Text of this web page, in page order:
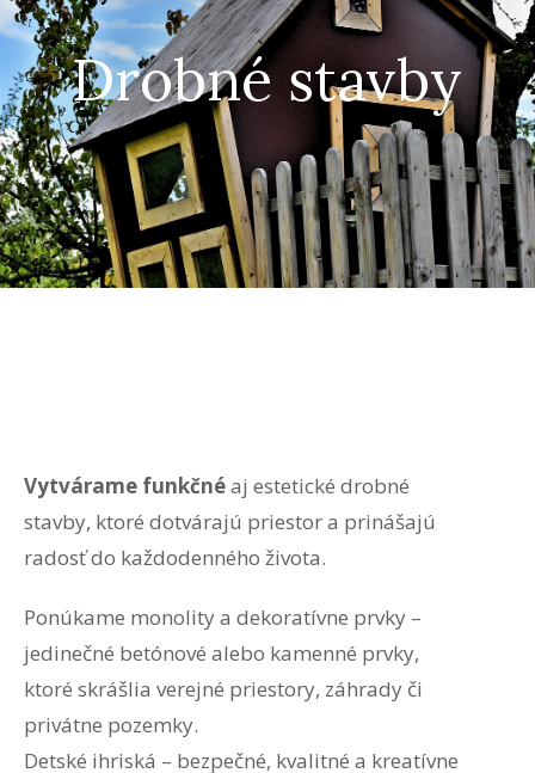
Drobné stavby
Vytvárame funkčnéaj estetické drobné
stavby, ktoré dotvárajú priestor a prinášajú
radosť do každodenného života.
Ponúkame monolity a dekoratívne prvky –
jedinečné betónové alebo kamenné prvky,
ktoré skrášlia verejné priestory, záhrady či
privátne pozemky.
Detské ihriská – bezpečné, kvalitné a kreatívne